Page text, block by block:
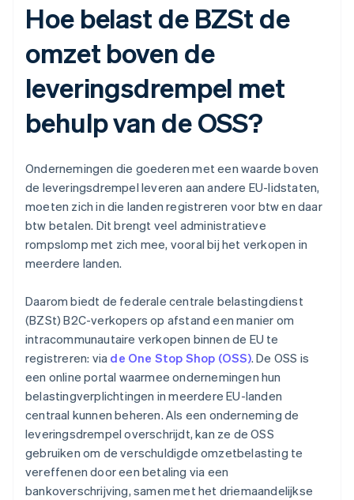
Hoe belast de BZSt de
omzet boven de
leveringsdrempel met
behulp van de OSS?
Ondernemingen die goederen met een waarde boven
de leveringsdrempel leveren aan andere EU-lidstaten,
moeten zich in die landen registreren voor btw en daar
btw betalen. Dit brengt veel administratieve
rompslomp met zich mee, vooral bij het verkopen in
meerdere landen.
Daarom biedt de federale centrale belastingdienst
(BZSt) B2C-verkopers op afstand een manier om
intracommunautaire verkopen binnen de EU te
registreren: via de One Stop Shop (OSS). De OSS is
een online portal waarmee ondernemingen hun
belastingverplichtingen in meerdere EU-landen
centraal kunnen beheren. Als een onderneming de
leveringsdrempel overschrijdt, kan ze de OSS
gebruiken om de verschuldigde omzetbelasting te
vereffenen door een betaling via een
bankoverschrijving, samen met het driemaandelijkse